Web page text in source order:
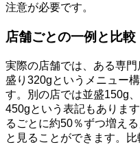
注意が必要です。
店舗ごとの一例と比較
実際の店舗では、ある専
盛り320gというメニュー
す。別の店では並盛150g
450gという表記もありま
るごとに約50％ずつ増え
と見ることができます。